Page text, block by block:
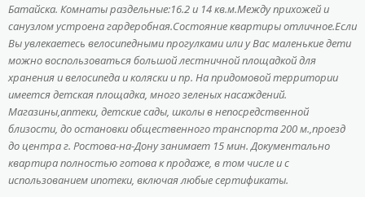
Батайска. Комнаты раздельные:16.2 и 14 кв.м.Между прихожей и
санузлом устроена гардеробная.Состояние квартиры отличное.Если
Вы увлекаетесь велосипедными прогулками или у Вас маленькие дети
можно воспользоваться большой лестничной площадкойдля
хранения и велосипеда и коляски и пр. На придомовой территории
имеется детская площадка, много зеленых насаждений.
Магазины,аптеки, детские сады, школы в непосредственной
близости, до остановки общественного транспорта 200 м.,проезд
до центраг. Ростова-на-Дону занимает 15 мин. Документально
квартира полностью готова к продаже, в том числе и с
использованием ипотеки, включая любые сертификаты.